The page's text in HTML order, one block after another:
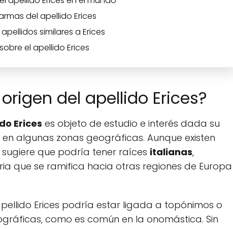
del apellido Erices
similares a Erices
el apellido Erices
del apellido Erices?
Erices es objeto de estudio e interés dada su
algunas zonas geográficas. Aunque existen
que podría tener raíces italianas,
que se ramifica hacia otras regiones de Europa
Erices podría estar ligada a topónimos o
como es común en la onomástica. Sin